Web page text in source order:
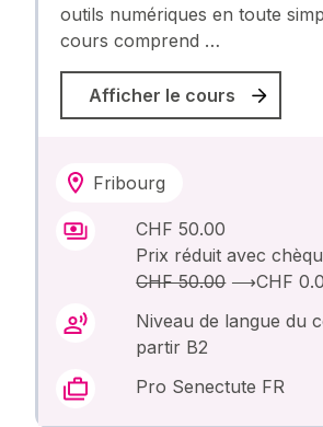
outils numériques en toute
cours comprend …
Afficher le cours
Fribourg
CHF 50.00
Prix réduit avec
CHF 50.00⟶CHF
Niveau de langue du
partir B2
Pro Senectute FR